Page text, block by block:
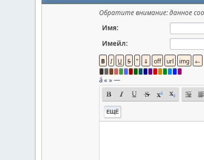
Обратите внимание: данное
Имя:
Имейл:
á« »—
ЕЩЁ